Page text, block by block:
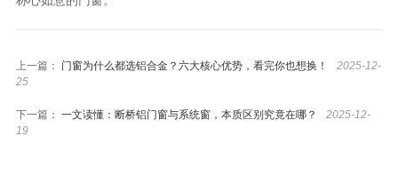
上一篇： 门窗为什么都选铝合金？六大核心优势，看完你也想换！
2025-12-
25
下一篇： 一文读懂：断桥铝门窗与系统窗，本质区别究竟在哪？
2025-12-
19